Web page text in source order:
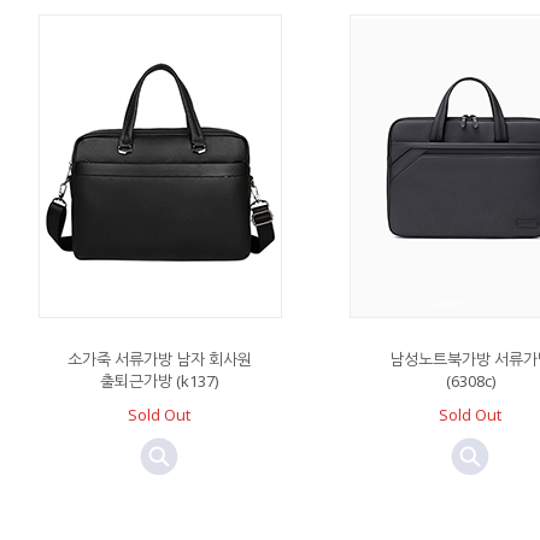
소가죽 서류가방 남자 회사원
출퇴근가방 (k137)
Sold Out
남성노트북가방 서류
(6308c)
Sold Out